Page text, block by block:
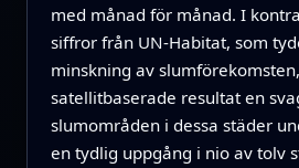
med månad för månad. I
siffror från UN-Habitat, som
minskning av
satellitbaserade resultat en
slumområden i dessa städer
en tydlig uppgång i nio av tolv